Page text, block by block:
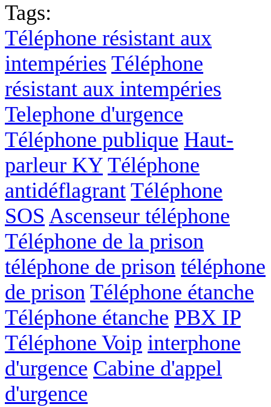
Tags:
Téléphone résistant aux
intempéries Téléphone
résistant aux intempéries
Telephone d'urgence
Téléphone publique Haut-
parleur KY Téléphone
antidéflagrant Téléphone
SOS Ascenseur téléphone
Téléphone de la prison
téléphone de prison téléphone
de prison Téléphone étanche
Téléphone étanche PBX IP
Téléphone Voip interphone
d'urgence Cabine d'appel
d'urgence